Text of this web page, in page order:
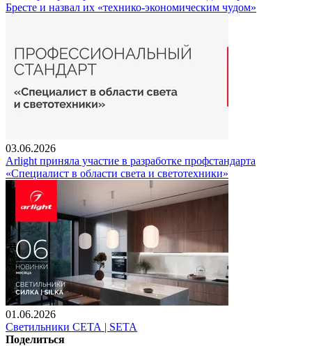
Бресте и назвал их «технико-экономическим чудом»
03.06.2026
Arlight приняла участие в разработке профстандарта
«Специалист в области света и светотехники»
01.06.2026
Светильники СЕТА | SETA
Поделиться